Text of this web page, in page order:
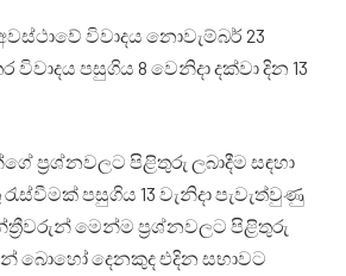
විවාදය නොවැම්බර් 23
පසුගිය 8 වෙනිදා දක්වා දින 13
ප්‍රශ්නවලට පිළිතුරු ලබාදීම සඳහා
පසුගිය 13 වැනිදා පැවැත්වුණු
මෙන්ම ප්‍රශ්නවලට පිළිතුරු
බොහෝ දෙනකුද එදින සභාවට